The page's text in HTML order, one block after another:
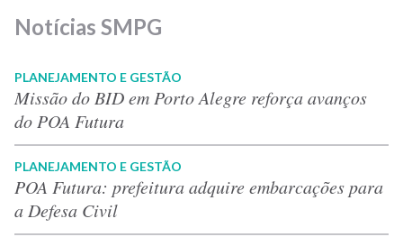
Notícias SMPG
PLANEJAMENTO E GESTÃO
Missão do BID em Porto Alegre reforça avanços
do POA Futura
PLANEJAMENTO E GESTÃO
POA Futura: prefeitura adquire embarcações para
a Defesa Civil